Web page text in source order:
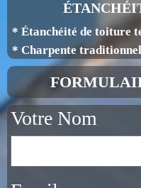
* Étanchéité de toiture
* Charpente
Votre Nom